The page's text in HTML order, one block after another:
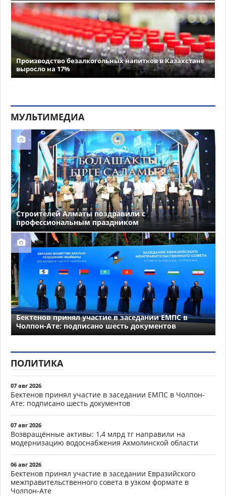
Производство безалкогольных напитков в Казахстане
выросло на 17%
МУЛЬТИМЕДИА
Строителей Алматы поздравили с
профессиональным праздником
Бектенов принял участие в заседании ЕМПС в
Чолпон-Ате: подписано шесть документов
ПОЛИТИКА
07 авг 2026
Бектенов принял участие в заседании ЕМПС в Чолпон-
Ате: подписано шесть документов
07 авг 2026
Возвращённые активы: 1,4 млрд тг направили на
модернизацию водоснабжения Акмолинской области
06 авг 2026
Бектенов принял участие в заседании Евразийского
межправительственного совета в узком формате в
Чолпон-Ате